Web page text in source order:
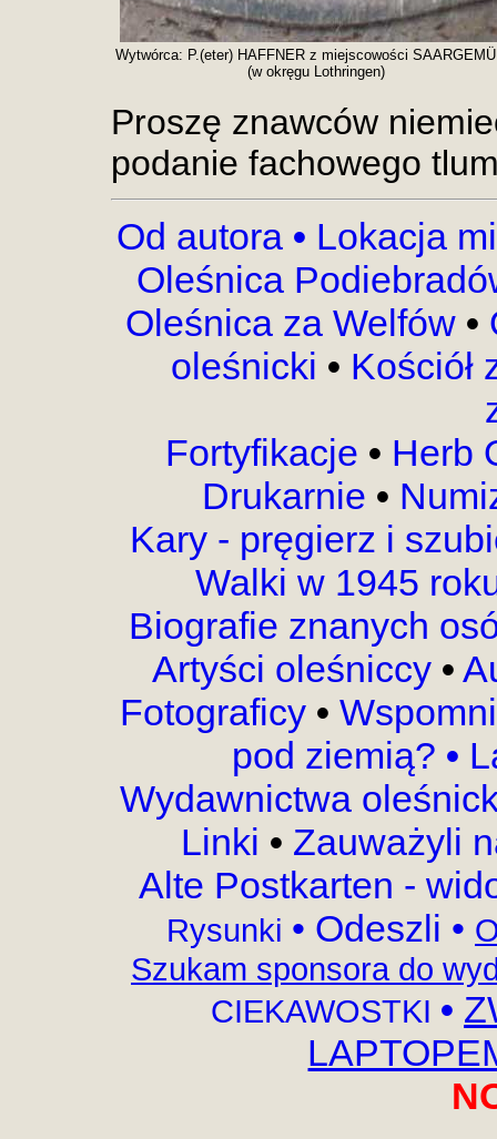
Wytwórca: P.(eter) HAFFNER z miejscowości
(w okręgu Lothringen)
Proszę znawców
podanie fachowego
Od autora • Lokacja
Oleśnica
Oleśnica za Welfów •
oleśnicki • Kościół
Fortyfikacje • Herb
Drukarnie •
Kary - pręgierz i
Walki w 1945
Biografie znanych
Artyści oleśniccy •
Fotograficy •
pod ziemią? •
Wydawnictwa
Linki • Zauważyli
Alte Postkarten -
Rysunki • Odeszli •
Szukam sponsora do
CIEKAWOSTKI •